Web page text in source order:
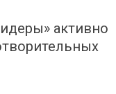
активно